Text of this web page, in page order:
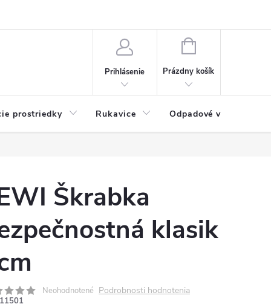
Prihlásenie
NÁKUPNÝ
Prázdny košík
prostriedky Rukavice Odpadové vrecia
Škrabka
klasik
Neohodnotené Podrobnosti hodnotenia
11501